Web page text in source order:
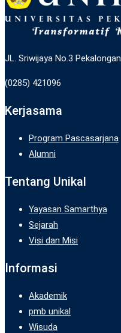
JL. Sriwijaya No.3 Pekalongan
(0285) 421096
Kerjasama
Program Pascasarjana
Alumni
Tentang Unikal
Yayasan Samarthya
Sejarah
Visi dan Misi
Informasi
Akademik
pmb unikal
Wisuda